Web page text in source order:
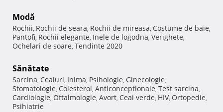
Modă
Rochii, Rochii de seara, Rochii de mireasa, Costume de baie,
Pantofi, Rochii elegante, Inele de logodna, Verighete,
Ochelari de soare, Tendinte 2020
Sănătate
Sarcina, Ceaiuri, Inima, Psihologie, Ginecologie,
Stomatologie, Colesterol, Anticonceptionale, Test sarcina,
Cardiologie, Oftalmologie, Avort, Ceai verde, HIV, Ortopedie,
Psihiatrie